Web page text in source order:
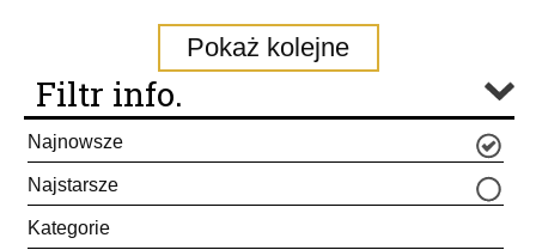
Pokaż kolejne
Filtr info.
Najnowsze
Najstarsze
Kategorie